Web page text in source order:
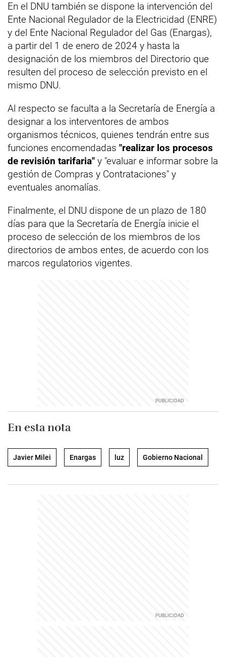
En el DNU también se dispone la intervención del
Ente Nacional Regulador de la Electricidad (ENRE)
y del Ente Nacional Regulador del Gas (Enargas),
a partir del 1 de enero de 2024 y hasta la
designación de los miembros del Directorio que
resulten del proceso de selección previsto en el
mismo DNU.
Al respecto se faculta a la Secretaría de Energía a
designar a los interventores de ambos
organismos técnicos, quienes tendrán entre sus
funciones encomendadas "realizar los procesos
de revisión tarifaria" y "evaluar e informar sobre la
gestión de Compras y Contrataciones" y
eventuales anomalías.
Finalmente, el DNU dispone de un plazo de 180
días para que la Secretaría de Energía inicie el
proceso de selección de los miembros de los
directorios de ambos entes, de acuerdo con los
marcos regulatorios vigentes.
En esta nota
Javier Milei Enargas luz Gobierno Nacional